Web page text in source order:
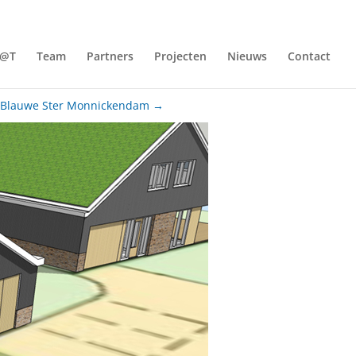
Team Partners Projecten Nieuws Contact
Blauwe Ster Monnickendam →